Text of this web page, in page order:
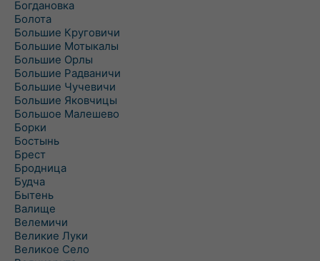
Богдановка
Болота
Большие Круговичи
Большие Мотыкалы
Большие Орлы
Большие Радваничи
Большие Чучевичи
Большие Яковчицы
Большое Малешево
Борки
Бостынь
Брест
Бродница
Будча
Бытень
Валище
Велемичи
Великие Луки
Великое Село